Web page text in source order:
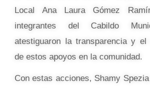
Local Ana Laura Gómez
integrantes del Cabildo
atestiguaron la transparencia y el
de estos apoyos en la comunidad.
Con estas acciones, Shamy